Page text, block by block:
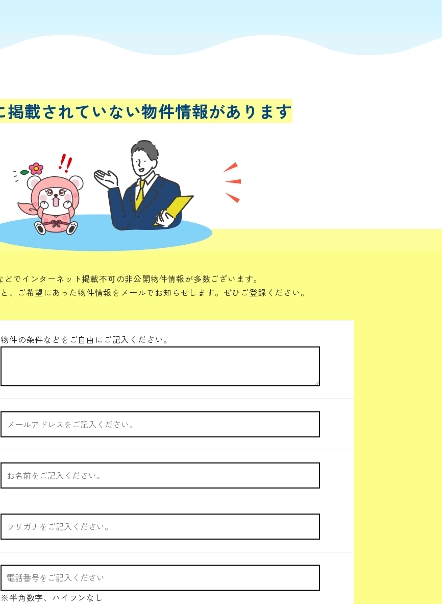
掲載されていない物件情報があります
どでインターネット掲載不可の非公開物件情報が多数ございます。
、ご希望にあった物件情報をメールでお知らせします。ぜひご登録ください。
物件の条件などをご自由にご記入ください。
※半角数字、ハイフンなし